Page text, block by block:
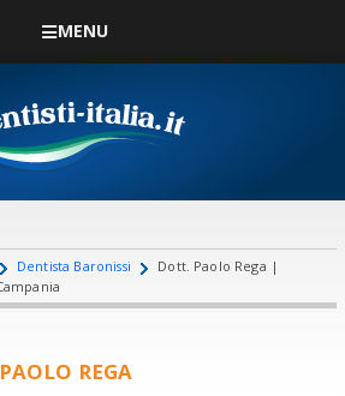
MENU
Dentista Baronissi
Dott. Paolo Rega |
REGA